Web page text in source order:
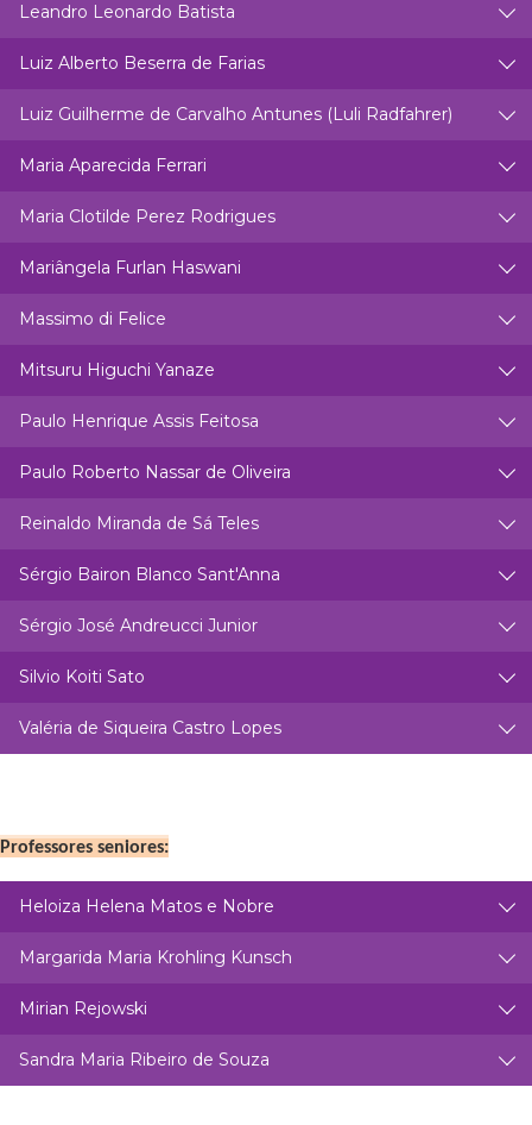
Leandro Leonardo Batista
Luiz Alberto Beserra de Farias
Luiz Guilherme de Carvalho Antunes (Luli Radfahrer)
Maria Aparecida Ferrari
Maria Clotilde Perez Rodrigues
Mariângela Furlan Haswani
Massimo di Felice
Mitsuru Higuchi Yanaze
Paulo Henrique Assis Feitosa
Paulo Roberto Nassar de Oliveira
Reinaldo Miranda de Sá Teles
Sérgio Bairon Blanco Sant'Anna
Sérgio José Andreucci Junior
Silvio Koiti Sato
Valéria de Siqueira Castro Lopes
Professores seniores:
Heloiza Helena Matos e Nobre
Margarida Maria Krohling Kunsch
Mirian Rejowski
Sandra Maria Ribeiro de Souza